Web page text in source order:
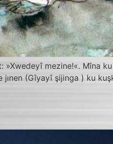
mezine!«. Mîna
(Gîyayî şijinga ) ku